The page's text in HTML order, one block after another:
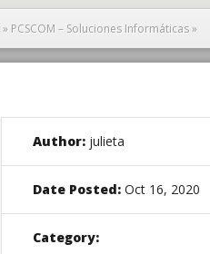
» PCSCOM – Soluciones Informáticas»
Author: julieta
Date Posted: Oct 16, 2020
Category: